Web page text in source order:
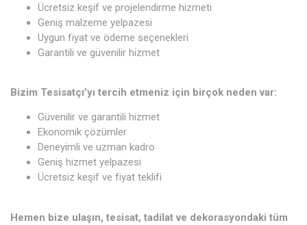
Ücretsiz keşif ve projelendirme hizmeti
Geniş malzeme yelpazesi
Uygun fiyat ve ödeme seçenekleri
Garantili ve güvenilir hizmet
Bizim Tesisatçı’yı tercih etmeniz için birçok neden var:
Güvenilir ve garantili hizmet
Ekonomik çözümler
Deneyimli ve uzman kadro
Geniş hizmet yelpazesi
Ücretsiz keşif ve fiyat teklifi
Hemen bize ulaşın, tesisat, tadilat ve dekorasyondaki tüm